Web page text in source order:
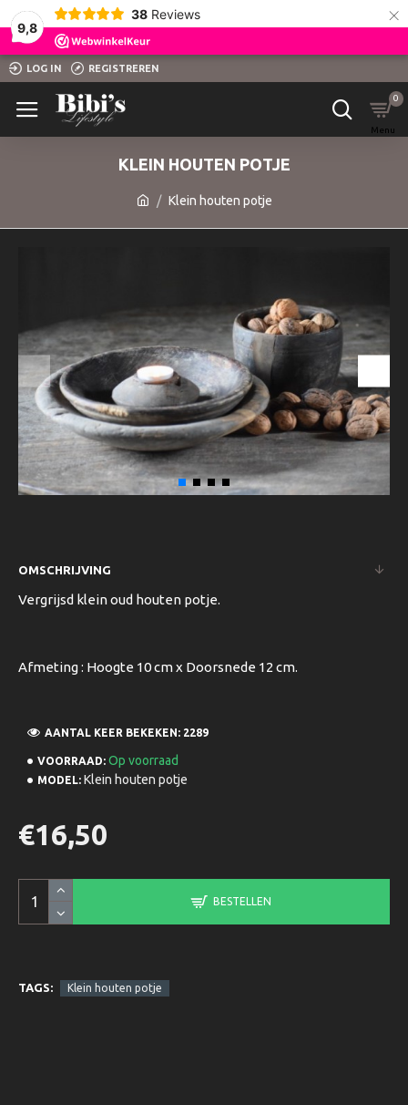
9,8
38 Reviews ×
LOG IN REGISTREREN
0
Klein houten potje
KLEIN HOUTEN POTJE
OMSCHRIJVING
Vergrijsd klein oud houten potje.
Afmeting : Hoogte 10 cm x Doorsnede 12 cm.
VOORRAAD: Op voorraad
MODEL: Klein houten potje
AANTAL KEER BEKEKEN: 2289
€16,50
BESTELLEN
TAGS: Klein houten potje